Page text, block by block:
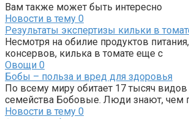
Вам также может быть интересно
Новости в тему 0
Результаты экспертизы кильки в
Несмотря на обилие продуктов
консервов, килька в томате еще с
Овощи 0
Бобы – польза и вред для здоровья
По всему миру обитает 17 тысяч видов
семейства Бобовые. Люди знают, чем
Новости в тему 0